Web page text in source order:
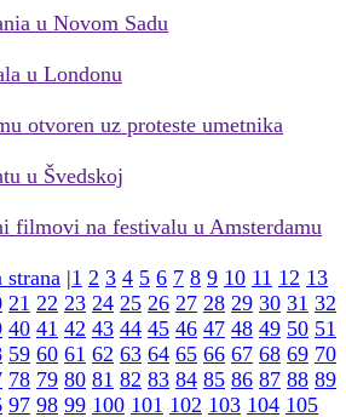
u Novom Sadu
u Londonu
otvoren uz proteste umetnika
u Švedskoj
filmovi na festivalu u Amsterdamu
strana |1 2 3 4 5 6 7 8 9 10 11 12 13
21 22 23 24 25 26 27 28 29 30 31 32
40 41 42 43 44 45 46 47 48 49 50 51
59 60 61 62 63 64 65 66 67 68 69 70
78 79 80 81 82 83 84 85 86 87 88 89
97 98 99 100 101 102 103 104 105